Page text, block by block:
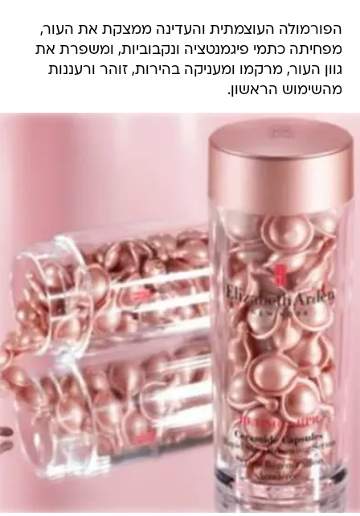
הפורמולה העוצמתית והעדינה ממצקת את העור,
מפחיתה כתמי פיגמנטציה ונקבוביות, ומשפרת את
גוון העור, מרקמו ומעניקה בהירות, זוהר ורעננות
מהשימוש הראשון.